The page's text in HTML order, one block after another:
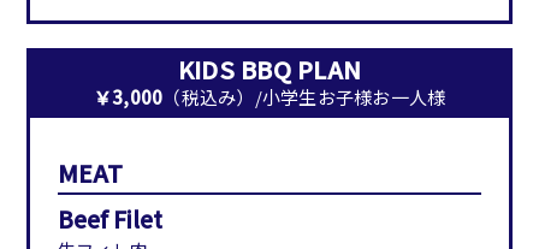
KIDS BBQ PLAN
￥3,000 （税込み）/小学生お子様お一人様
MEAT
Beef Filet